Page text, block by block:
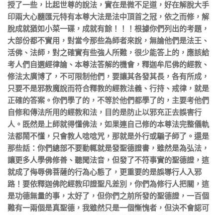
授了一些，比起世尊的說法，實在是微不足道，好在解脫大手
印兩大心髓匯元特有本尊大法是法中頂首之冠，依之而修，解
脫成就猶如小菜一碟，成就有餘！！！根據你們列出的考題，
大部份都不實用，對當今那些為師者來說，無論他們是法王、
活佛、法師，對之確實有些強人所難，很少能答上的，應該給
考人們自選經律論、本尊法答解的機會，釋迦牟尼佛的經教、
修法太廣博了，不可限制他們，要讓其各發其長，各有所成，
只要不是邪教魔說而符合釋教的經教法義、行持、戒律，就是
正確的答案。你們學了的，不等於他們都學了的，主要考他們
自修和傳法所用的經教和法，目的是防止以邪充正去誤害行
人。既然是上師就得懂佛法，如果連自己修的本尊法完整儀軌
法都鬧不懂，只會教人唸唸咒，那就是外行或騙子師了。還是
那些話：你們總部不要動輒就是發聖德證書，雖然是為弘法，
讓更多人學佛修善、聽聞法音，但發了不符事實的聖德證，這
就成了侮辱佛菩薩的行為心態了，更重要的是誤導行人入邪
路！要依釋迦佛陀經教印證聖凡差別，你們為修行人把關，這
是功德無量的事，太好了，但你們之前所發的聖德證，一百個
難有一兩個是真聖德，我雖然只是一個慚愧者，但決不會認可